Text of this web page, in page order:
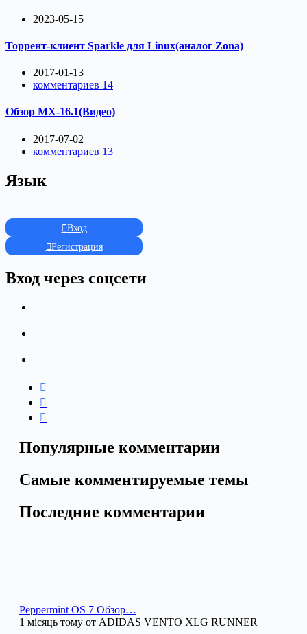
2023-05-15
Торрент-клиент Sparkle для Linux(аналог Zona)
2017-01-13
комментариев 14
Обзор MX-16.1(Видео)
2017-07-02
комментариев 13
Язык
Вход
Регистрация
Вход через соцсети
Популярные комментарии
Самые комментируемые темы
Последние комментарии
Peppermint OS 7 Обзор…
1 місяць тому от ADIDAS VENTO XLG RUNNER